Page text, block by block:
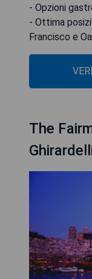
- Opzioni
- Ottima
Francisco e
The